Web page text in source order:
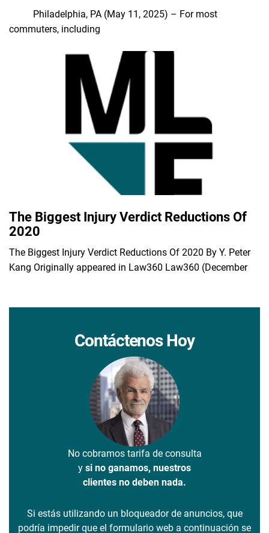
Philadelphia, PA (May 11, 2025) – For most
commuters, including
The Biggest Injury Verdict Reductions Of
2020
The Biggest Injury Verdict Reductions Of 2020 By Y. Peter
Kang Originally appeared in Law360 Law360 (December
Contáctenos Hoy
No cobramos tarifa de consulta
y si no ganamos, nuestros
clientes no deben nada.
Si estás utilizando un bloqueador de anuncios, que
podría impedir que el formulario web a continuación se